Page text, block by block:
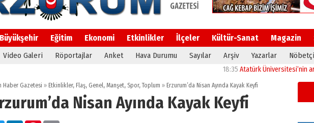
Büyükşehir Eğitim Ekonomi Etkinlikler İlçeler Kültür-Sanat Magazin
Video Galeri Röportajlar Anket Hava Durumu Sayılar Arşiv Yazarlar
Atatürk Üniversitesi’nin
Haber Gazetesi » Etkinlikler, Flaş, Genel, Manşet, Spor,Toplum » Erzurum’da Nisan Ayında Kayak Keyfi
Nisan Ayında Kayak Keyfi